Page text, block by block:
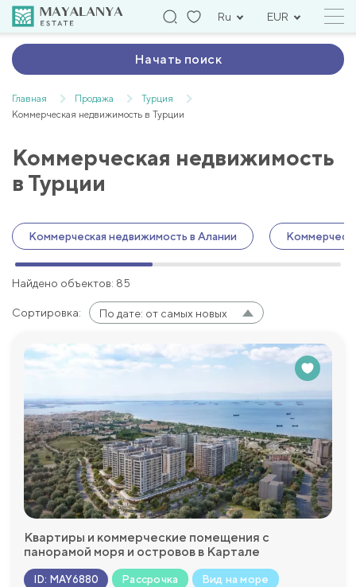
Ru EUR
Начать поиск
Главная Продажа
Турция
Коммерческая недвижимость в Турции
Коммерческая недвижимость
в Турции
Коммерческая недвижимость в Алании
Найдено объектов: 85
Сортировка: По дате: от самых новых
Квартиры и коммерческие помещения с
панорамой моря и островов в Картале
ID: MAY6880 Рассрочка Вид на море